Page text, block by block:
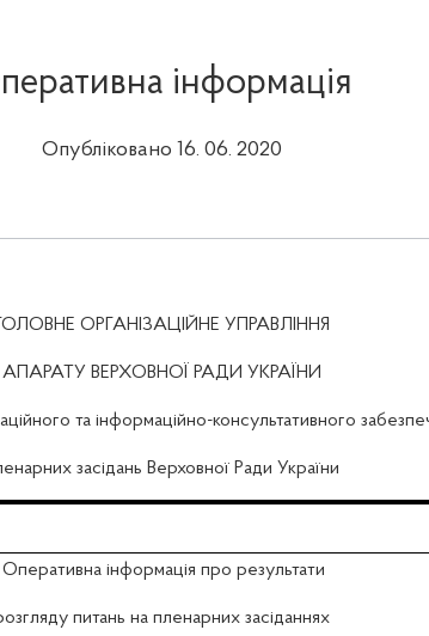
інформація
Опубліковано 16. 06. 2020
ГОЛОВНЕ ОРГАНІЗАЦІЙНЕ УПРАВЛІННЯ
АПАРАТУ ВЕРХОВНОЇ РАДИ УКРАЇНИ
та інформаційно-консультативного
засідань Верховної Ради України
Оперативна інформація про результати
питань на пленарних засіданнях